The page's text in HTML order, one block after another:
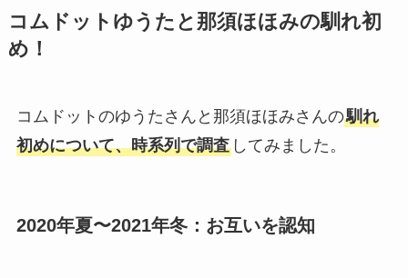
コムドットゆうたと那須ほほみの馴れ初
め！
コムドットのゆうたさんと那須ほほみさんの馴れ
初めについて、時系列で調査してみました。
2020年夏〜2021年冬：お互いを認知